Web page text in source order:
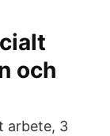
och
arbete, 3